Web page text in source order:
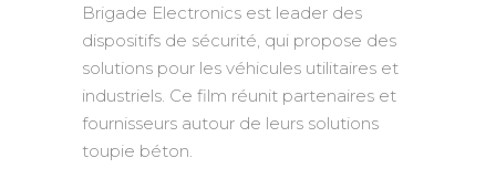
Brigade Electronics est leader des
dispositifs de sécurité, qui propose des
solutions pour les véhicules utilitaires et
industriels. Ce film réunit partenaires et
fournisseurs autour de leurs solutions
toupie béton.